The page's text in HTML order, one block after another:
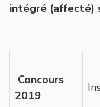
intégré (affecté)
Concours
2019